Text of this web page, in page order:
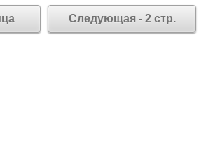
Следующая - 2 стр.